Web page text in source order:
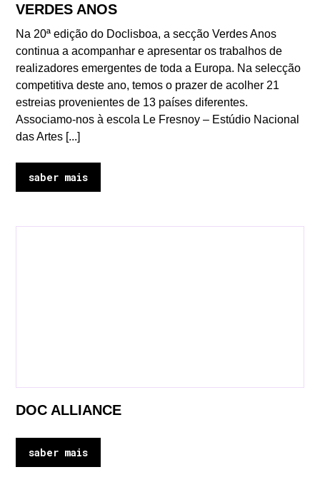
VERDES ANOS
Na 20ª edição do Doclisboa, a secção Verdes Anos
continua a acompanhar e apresentar os trabalhos de
realizadores emergentes de toda a Europa. Na selecção
competitiva deste ano, temos o prazer de acolher 21
estreias provenientes de 13 países diferentes.
Associamo-nos à escola Le Fresnoy – Estúdio Nacional
das Artes [...]
saber mais
DOC ALLIANCE
saber mais